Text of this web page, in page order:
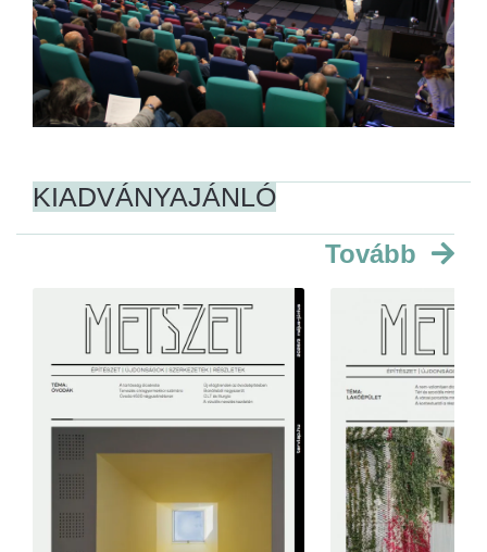
KIADVÁNYAJÁNLÓ
Tovább